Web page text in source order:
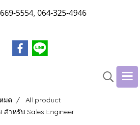
5554, 064-325-4946
มด
All product
สำหรับ Sales Engineer